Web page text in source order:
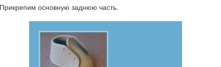
Прикрепим основную заднюю часть.